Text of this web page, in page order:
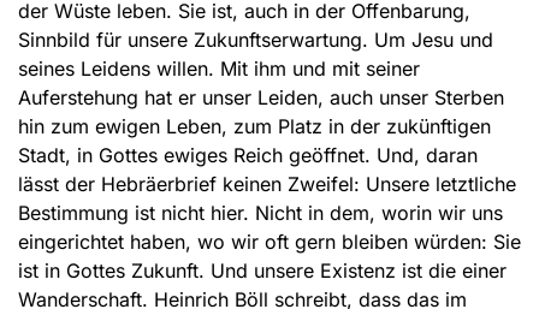
der Wüste leben. Sie ist, auch in der Offenbarung,
Sinnbild für unsere Zukunftserwartung. Um Jesu und
seines Leidens willen. Mit ihm und mit seiner
Auferstehung hat er unser Leiden, auch unser Sterben
hin zum ewigen Leben, zum Platz in der zukünftigen
Stadt, in Gottes ewiges Reich geöffnet. Und, daran
lässt der Hebräerbrief keinen Zweifel: Unsere letztliche
Bestimmung ist nicht hier. Nicht in dem, worin wir uns
eingerichtet haben, wo wir oft gern bleiben würden: Sie
ist in Gottes Zukunft. Und unsere Existenz ist die einer
Wanderschaft. Heinrich Böll schreibt, dass das im